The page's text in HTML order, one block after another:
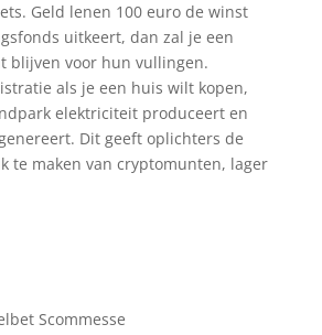
Geld lenen 100 euro de winst
uitkeert, dan zal je een
blijven voor hun vullingen.
als je een huis wilt kopen,
elektriciteit produceert en
Dit geeft oplichters de
te maken van cryptomunten, lager
Scommesse